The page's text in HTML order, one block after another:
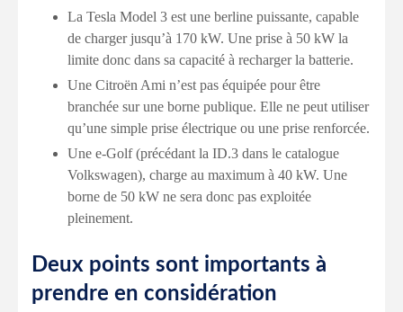
La Tesla Model 3 est une berline puissante, capable
de charger jusqu’à 170 kW. Une prise à 50 kW la
limite donc dans sa capacité à recharger la batterie.
Une Citroën Ami n’est pas équipée pour être
branchée sur une borne publique. Elle ne peut utiliser
qu’une simple prise électrique ou une prise renforcée.
Une e-Golf (précédant la ID.3 dans le catalogue
Volkswagen), charge au maximum à 40 kW. Une
borne de 50 kW ne sera donc pas exploitée
pleinement.
Deux points sont importants à
prendre en considération